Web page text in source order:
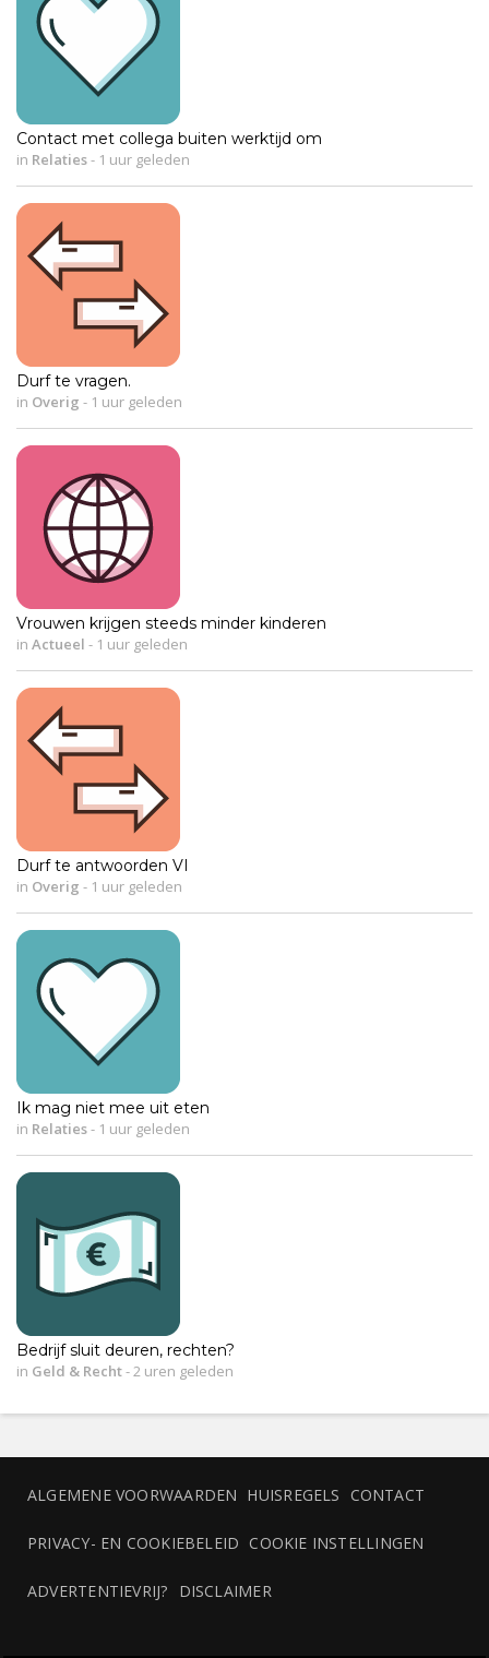
Contact met collega buiten werktijd om
in Relaties- 1 uur geleden
Durf te vragen.
in Overig - 1 uur geleden
Vrouwen krijgen steeds minder kinderen
in Actueel - 1 uur geleden
Durf te antwoorden VI
in Overig - 1 uur geleden
Ik mag niet mee uit eten
in Relaties- 1 uur geleden
Bedrijf sluit deuren, rechten?
in Geld & Recht-2 uren geleden
ALGEMENE VOORWAARDEN HUISREGELS CONTACT
PRIVACY- EN COOKIEBELEID COOKIE INSTELLINGEN
ADVERTENTIEVRIJ? DISCLAIMER